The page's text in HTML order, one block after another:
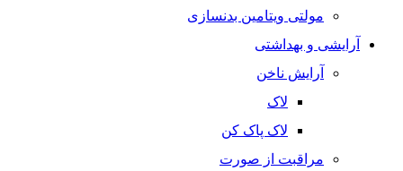
مولتی ویتامین بدنسازی
آرایشی و بهداشتی
آرایش ناخن
لاک
لاک پاک کن
مراقبت از صورت